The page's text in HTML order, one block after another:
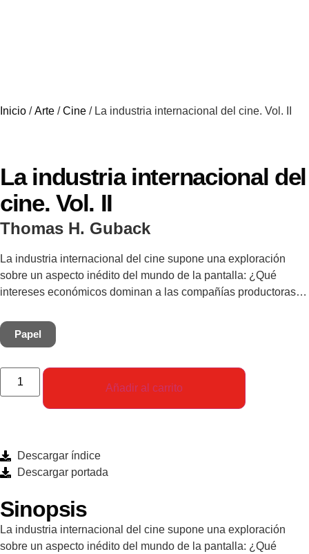
Inicio /Arte /Cine / La industria internacional del cine. Vol. II
La industria internacional del
cine. Vol. II
Thomas H. Guback
La industria internacional del cine supone una exploración
sobre un aspecto inédito del mundo de la pantalla: ¿Qué
intereses económicos dominan a las compañías productoras?
factores han determinado la importancia de la producción en
Europa? La presente edición española ha contado con la
estadísticos. La parte dedicada a España ha sido
especialmente ampliada, y se ha añadido bibliografía sobre el
Papel
Añadir al carrito
Descargar índice
Descargar portada
Sinopsis
La industria internacional del cine supone una exploración
sobre un aspecto inédito del mundo de la pantalla: ¿Qué